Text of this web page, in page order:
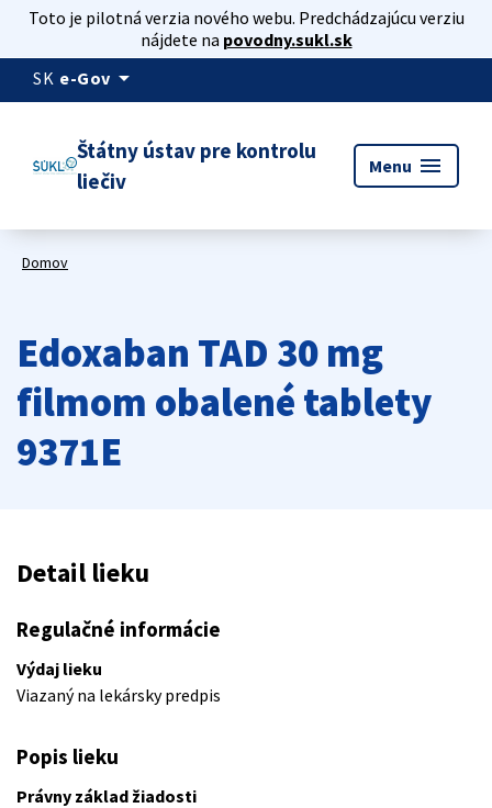
Toto je pilotná verzia nového webu. Predchádzajúcu verziu
nájdete na povodny.sukl.sk
SK e-Gov arrow_drop_down
Štátny ústav pre kontrolu
liečiv
Menu menu
Domov
Edoxaban TAD 30 mg
filmom obalené tablety
9371E
Detail lieku
Regulačné informácie
Výdaj lieku
Viazaný na lekársky predpis
Popis lieku
Právny základ žiadosti